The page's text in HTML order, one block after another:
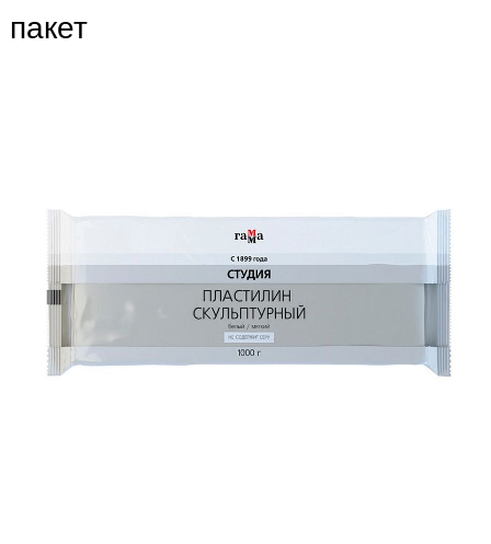
пакет